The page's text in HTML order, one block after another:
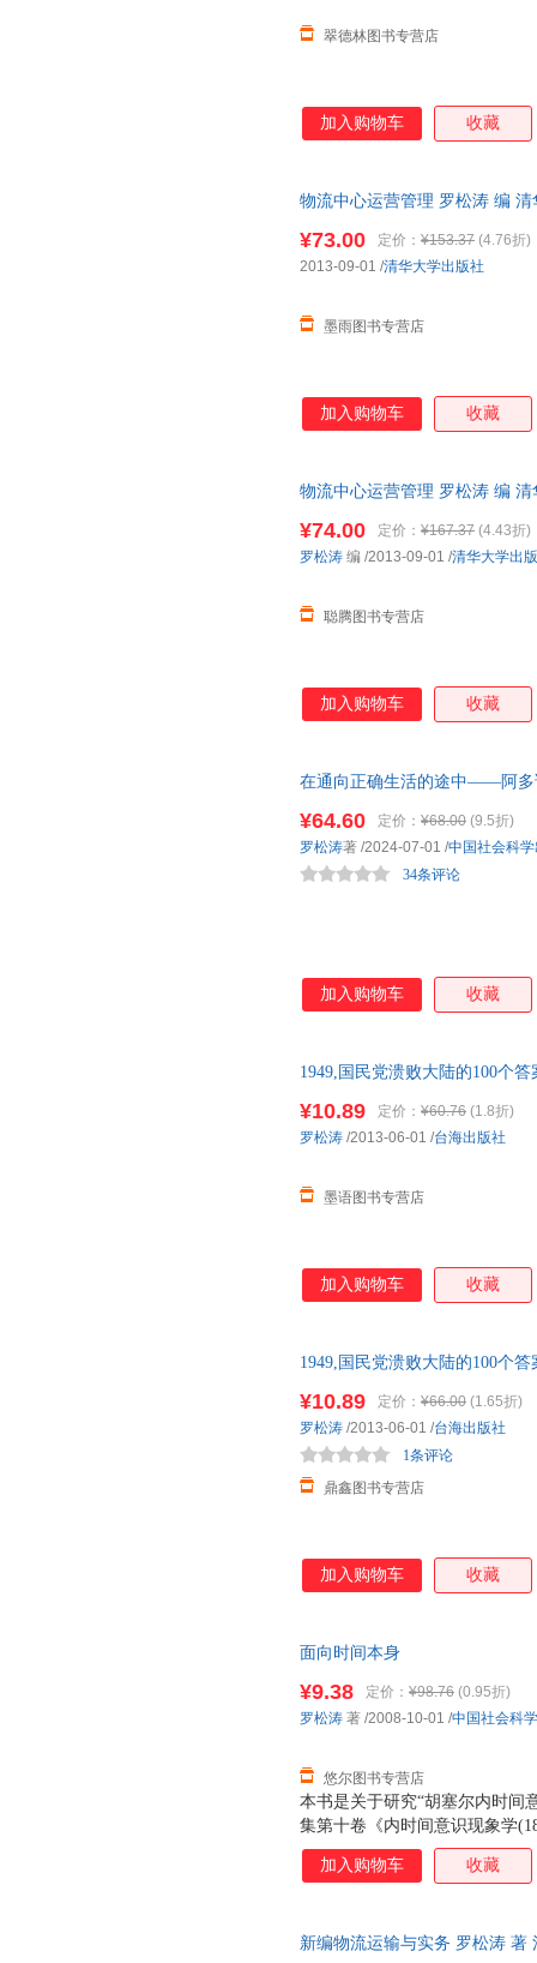
翠德林图书专营店
加入购物车 收藏
物流中心运营管理 罗松涛 编
¥73.00 定价： ¥153.37 (4.76折)
墨雨图书专营店
2013-09-01 /清华大学出版社
加入购物车 收藏
物流中心运营管理 罗松涛 编
¥74.00 定价： ¥167.37 (4.43折)
聪腾图书专营店
罗松涛 编 /2013-09-01 /清华大学出
加入购物车 收藏
在通向正确生活的途中——阿多
¥64.60 定价： ¥68.00 (9.5折)
34条评论
罗松涛著 /2024-07-01 /中国社会科
加入购物车 收藏
1949,国民党溃败大陆的100个
¥10.89 定价： ¥60.76 (1.8折)
墨语图书专营店
罗松涛 /2013-06-01 /台海出版社
加入购物车 收藏
1949,国民党溃败大陆的100个
¥10.89 定价： ¥66.00 (1.65折)
鼎鑫图书专营店
1条评论
罗松涛 /2013-06-01 /台海出版社
加入购物车 收藏
面向时间本身
本书是关于研究“胡塞尔内时间
集第十卷《内时间意识现象学
塞尔生前已发表著作和身后被
与分析入手，对胡塞尔内时间
¥9.38 定价： ¥98.76 (0.95折)
悠尔图书专营店
罗松涛 著 /2008-10-01 /中国社会科
加入购物车 收藏
新编物流运输与实务 罗松涛 著